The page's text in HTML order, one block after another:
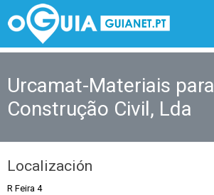
Urcamat-Materiais para
Construção Civil, Lda
Localización
R Feira 4